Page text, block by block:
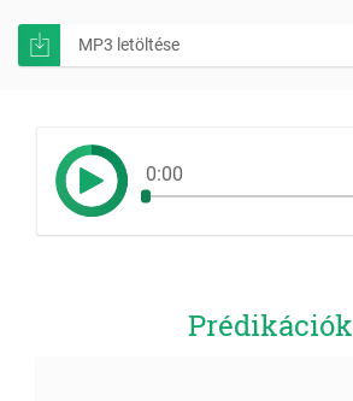
MP3 letöltése
0:00
Prédikációk